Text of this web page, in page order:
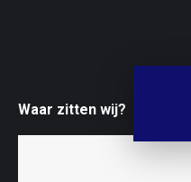
Waar zitten wij?